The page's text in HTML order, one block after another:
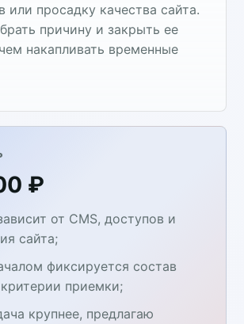
или просадку качества сайта.
причину и закрыть ее
накапливать временные
₽
от CMS, доступов и
сайта;
фиксируется состав
приемки;
крупнее, предлагаю